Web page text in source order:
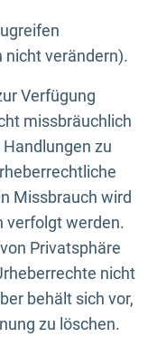
nicht verändern).
Verfügung
missbräuchlich
zu
Missbrauch wird
verfolgt werden.
Privatsphäre
nicht
behält sich vor,
zu löschen.